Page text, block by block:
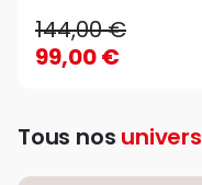
144,00 €
99,00 €
Tous nos univers